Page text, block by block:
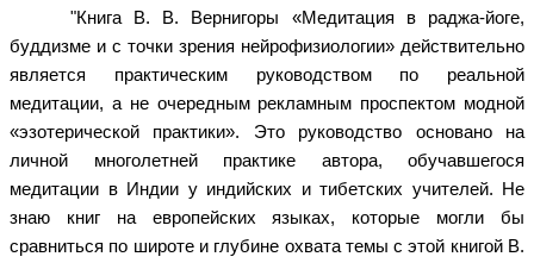
"Книга В. В. Вернигоры «Медитация в раджа-йоге,
буддизме и с точки зрения нейрофизиологии» действительно
является практическим руководством по реальной
медитации, а не очередным рекламным проспектом модной
«эзотерической практики». Это руководство основано на
личной многолетней практике автора, обучавшегося
медитации в Индии у индийских и тибетских учителей. Не
знаю книг на европейских языках, которые могли бы
сравниться по широте и глубине охвата темы с этой книгой В.